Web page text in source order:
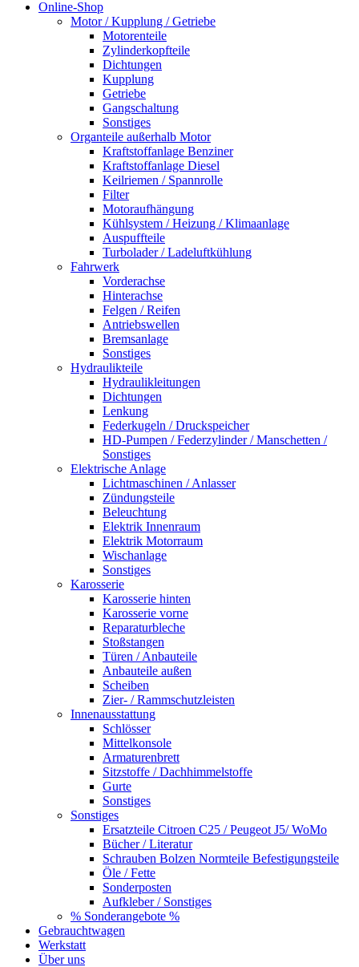
Online-Shop
Motor / Kupplung / Getriebe
Motorenteile
Zylinderkopfteile
Dichtungen
Kupplung
Getriebe
Gangschaltung
Sonstiges
Organteile außerhalb Motor
Kraftstoffanlage Benziner
Kraftstoffanlage Diesel
Keilriemen / Spannrolle
Filter
Motoraufhängung
Kühlsystem / Heizung / Klimaanlage
Auspuffteile
Turbolader / Ladeluftkühlung
Fahrwerk
Vorderachse
Hinterachse
Felgen / Reifen
Antriebswellen
Bremsanlage
Sonstiges
Hydraulikteile
Hydraulikleitungen
Dichtungen
Lenkung
Federkugeln / Druckspeicher
HD-Pumpen / Federzylinder / Manschetten /
Sonstiges
Elektrische Anlage
Lichtmaschinen / Anlasser
Zündungsteile
Beleuchtung
Elektrik Innenraum
Elektrik Motorraum
Wischanlage
Sonstiges
Karosserie
Karosserie hinten
Karosserie vorne
Reparaturbleche
Stoßstangen
Türen / Anbauteile
Anbauteile außen
Scheiben
Zier- / Rammschutzleisten
Innenausstattung
Schlösser
Mittelkonsole
Armaturenbrett
Sitzstoffe / Dachhimmelstoffe
Gurte
Sonstiges
Sonstiges
Ersatzteile Citroen C25 / Peugeot J5/ WoMo
Bücher / Literatur
Schrauben Bolzen Normteile Befestigungsteile
Öle / Fette
Sonderposten
Aufkleber / Sonstiges
% Sonderangebote %
Gebrauchtwagen
Werkstatt
Über uns